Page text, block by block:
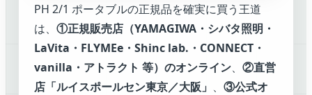
PH 2/1 ポータブルの正規品を確実に買う王道
は、 ①正規販売店（YAMAGIWA・シバタ照明・
LaVita・FLYMEe・Shinc lab.・CONNECT・
vanilla・アトラクト 等）のオンライン、 ②直営
店「ルイスポールセン東京／大阪」 、 ③公式オ